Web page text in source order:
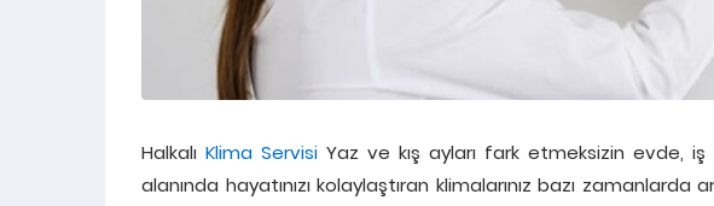
Halkalı Klima Servisi Yaz ve kış ayları fark etmeksizin evde, iş
alanında hayatınızı kolaylaştıran klimalarınız bazı zamanlarda